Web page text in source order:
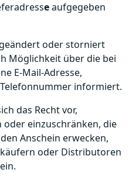
eaufgegeben
oder storniert
Möglichkeit über die bei
E-Mail-Adresse,
informiert.
das Recht vor,
oder einzuschränken, die
Anschein erwecken,
oder Distributoren